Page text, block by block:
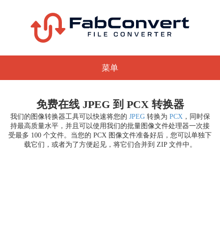
菜单
免费在线 JPEG 到 PCX 转换器
我们的图像转换器工具可以快速将您的 JPEG转换为 PCX，同时保
持最高质量水平，并且可以使用我们的批量图像文件处理器一次接
受最多 100 个文件。当您的 PCX 图像文件准备好后，您可以单独下
载它们，或者为了方便起见，将它们合并到 ZIP 文件中。